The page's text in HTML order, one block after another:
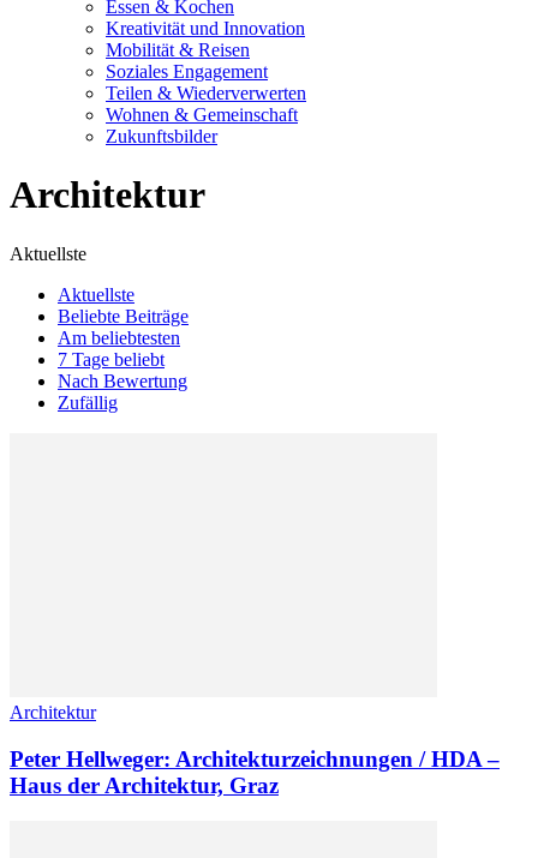
Essen & Kochen
Kreativität und Innovation
Mobilität & Reisen
Soziales Engagement
Teilen & Wiederverwerten
Wohnen & Gemeinschaft
Zukunftsbilder
Architektur
Aktuellste
Aktuellste
Beliebte Beiträge
Am beliebtesten
7 Tage beliebt
Nach Bewertung
Zufällig
Architektur
Peter Hellweger: Architekturzeichnungen / HDA –
Haus der Architektur, Graz